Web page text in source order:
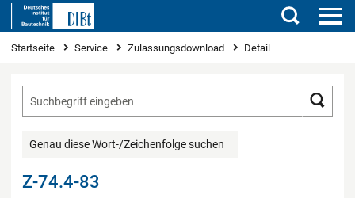
Suchen
Sie sind hier
Startseite Service Zulassungsdownload Detail
Genau diese Wort-/Zeichenfolge suchen
Z-74.4-83